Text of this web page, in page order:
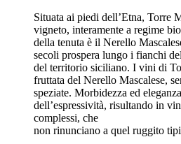
Situata ai piedi dell’Etna, Torre
vigneto, interamente a regime
della tenuta è il Nerello
secoli prospera lungo i fianchi
del territorio siciliano. I vini di
fruttata del Nerello Mascalese,
speziate. Morbidezza ed
dell’espressività, risultando in
complessi, che
non rinunciano a quel ruggito